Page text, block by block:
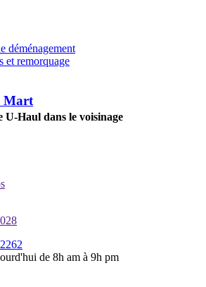
déménagement
et remorquage
Mart
U-Haul dans le voisinage
de 8h am à 9h pm